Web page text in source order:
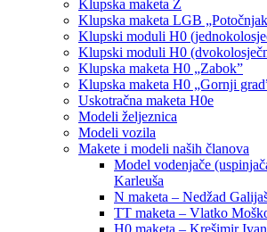
Klupska maketa Z
Klupska maketa LGB
Klupski moduli H0
Klupski moduli H0
Klupska maketa H0 „Zabok”
Klupska maketa H0 „Gornji
Uskotračna maketa H0e
Modeli željeznica
Modeli vozila
Makete i modeli naših članova
Model vodenjače
Karleuša
N maketa – Nedžad
TT maketa – Vlatko
H0 maketa – Krešimir